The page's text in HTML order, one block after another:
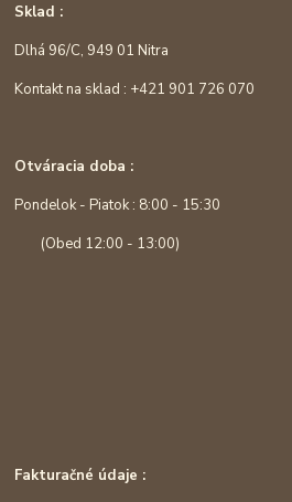
Sklad :
Dlhá 96/C, 949 01 Nitra
Kontakt na sklad : +421 901 726 070
Otváracia doba :
Pondelok - Piatok : 8:00 - 15:30
(Obed 12:00 - 13:00)
Fakturačné údaje :